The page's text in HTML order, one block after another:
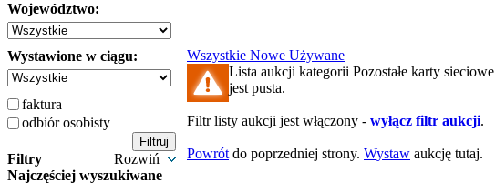
Województwo:
Wystawione w ciągu:
faktura
odbiór osobisty
Filtry
Rozwiń
Najczęściej wyszukiwane
Wszystkie Nowe Używane
Lista aukcji kategorii Pozostałe karty sieciowe
jest pusta.
Filtr listy aukcji jest włączony - wyłącz filtr aukcji.
Powrót do poprzedniej strony. Wystaw aukcję tutaj.